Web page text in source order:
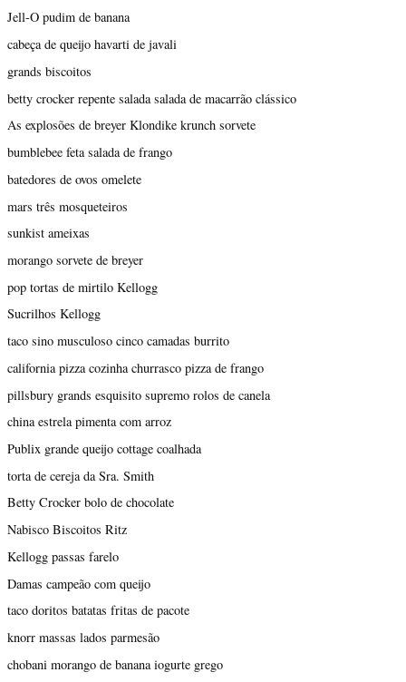
Jell-O pudim de banana
cabeça de queijo havarti de javali
grands biscoitos
betty crocker repente salada salada de macarrão clássico
As explosões de breyer Klondike krunch sorvete
bumblebee feta salada de frango
batedores de ovos omelete
mars três mosqueteiros
sunkist ameixas
morango sorvete de breyer
pop tortas de mirtilo Kellogg
Sucrilhos Kellogg
taco sino musculoso cinco camadas burrito
california pizza cozinha churrasco pizza de frango
pillsbury grands esquisito supremo rolos de canela
china estrela pimenta com arroz
Publix grande queijo cottage coalhada
torta de cereja da Sra. Smith
Betty Crocker bolo de chocolate
Nabisco Biscoitos Ritz
Kellogg passas farelo
Damas campeão com queijo
taco doritos batatas fritas de pacote
knorr massas lados parmesão
chobani morango de banana iogurte grego